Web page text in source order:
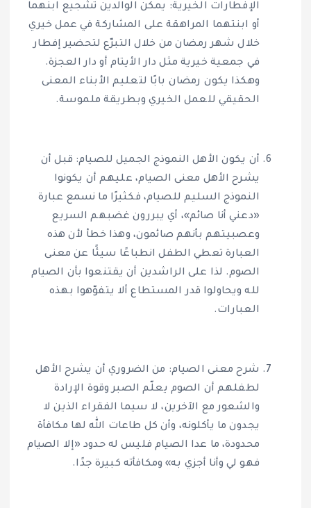
الإفطارات الخيرية: يمكن الوالدين تشجيع ابنهما
أو ابنتهما المراهقة على المشاركة في عمل خيري
خلال شهر رمضان من خلال التبرّع لتحضير إفطار
في جمعية خيرية مثل دار الأيتام أو دار العجزة.
وهكذا يكون رمضان بابًا لتعليم الأبناء المعنى
الحقيقي للعمل الخيري وبطريقة ملموسة.
أن يكون الأهل النموذج الجميل للصيام: قبل أن
يشرح الأهل معنى الصيام، عليهم أن يكونوا
النموذج السليم للصيام، فكثيرًا ما نسمع عبارة
«دعني أنا صائم»، أي يبررون غضبهم السريع
وعصبيتهم بأنهم صائمون، وهذا خطأ لأن هذه
العبارة تعطي الطفل انطباعًا سيئًا عن معنى
الصوم. لذا على الراشدين أن يقتنعوا بأن الصيام
لله ويحاولوا قدر المستطاع ألا يتفوّهوا بهذه
العبارات.
شرح معنى الصيام: من الضروري أن يشرح الأهل
لطفلهم أن الصوم يعلّم الصبر وقوة الإرادة
والشعور مع الآخرين، لا سيما الفقراء الذين لا
يجدون ما يأكلونه، وأن كل طاعات الله لها مكافأة
محدودة، ما عدا الصيام فليس له حدود «إلا الصيام
فهو لي وأنا أجزي به» ومكافأته كبيرة جدًا.